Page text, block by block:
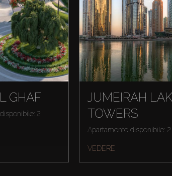
GHAF
2
JUMEIRAH
TOWERS
Apartamente disponibile: 2
VEDERE